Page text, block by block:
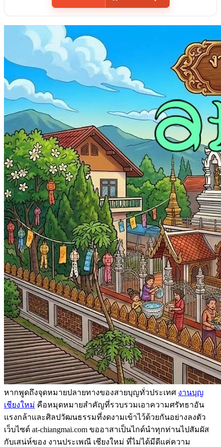
หากพูดถึงจุดหมายปลายทางของสายบุญทั่วประเทศ งานบุญ
เชียงใหม่ คือหมุดหมายสำคัญที่รวบรวมเอาความศรัทธาอัน
แรงกล้าและศิลปวัฒนธรรมที่งดงามเข้าไว้ด้วยกันอย่างลงตัว
เว็บไซต์ at-chiangmai.com ขออาสาเป็นไกด์นำทุกท่านไปสัมผัส
กับเสน่ห์ของ งานประเพณี เชียงใหม่ ที่ไม่ได้มีดีแค่ความ